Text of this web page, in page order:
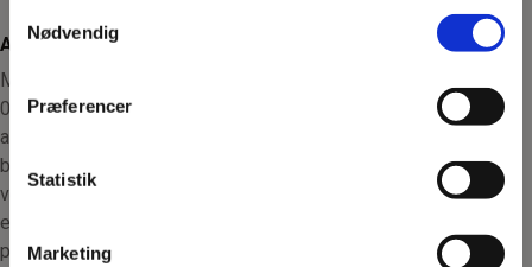
Nødvendig
Præferencer
Statistik
Marketing
Askeprocent under 0,4%
Med en askeprocent under
0,4% sikrer vi minimal
askeproduktion, hvilket
betyder mindre
vedligeholdelse og bedre
effektivitet, især i moderne
pilleovne og pillefyr.